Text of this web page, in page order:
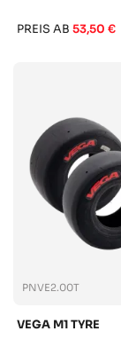
PREIS AB 53,50 €
PNVE2.00T
VEGA M1 TYRE